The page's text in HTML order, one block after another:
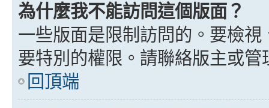
為什麼我不能訪問這個版面？
一些版面是限制訪問的。要檢
要特別的權限。請聯絡版主或管
回頂端